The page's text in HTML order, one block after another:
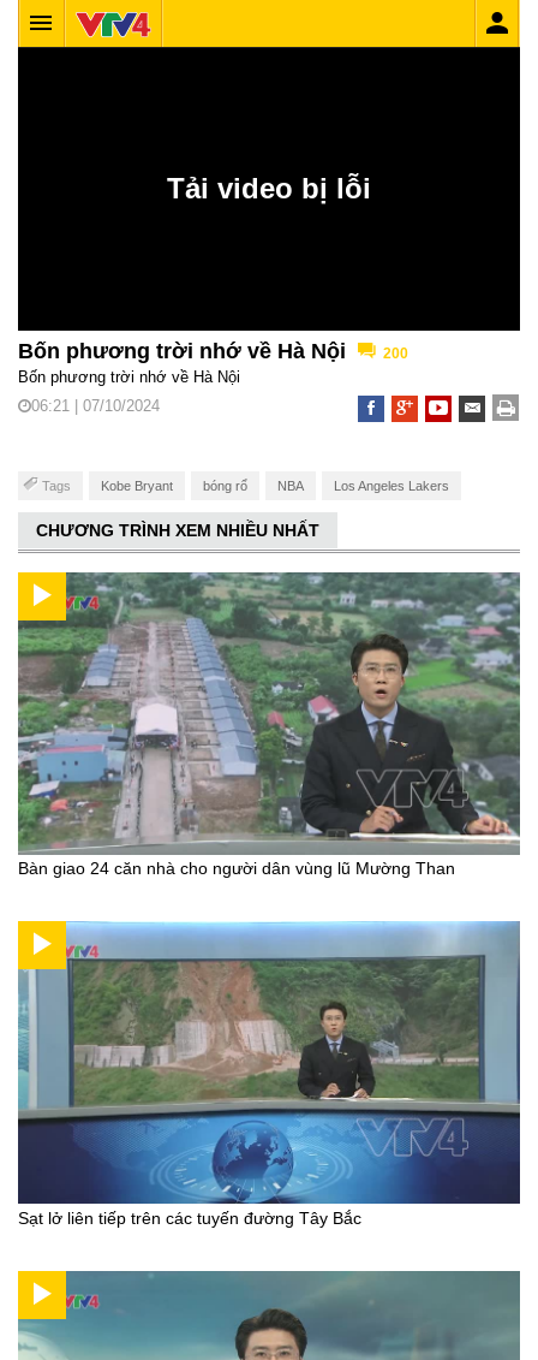
Bốn phương trời nhớ về Hà Nội 200
Bốn phương trời nhớ về Hà Nội
06:21 | 07/10/2024
Tags Kobe Bryant bóng rổ NBA Los Angeles Lakers
CHƯƠNG TRÌNH XEM NHIỀU NHẤT
Bàn giao 24 căn nhà cho người dân vùng lũ Mường Than
Sạt lở liên tiếp trên các tuyến đường Tây Bắc